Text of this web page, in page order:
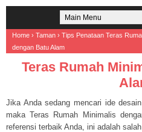
Home › Taman › Tips Penataan Teras
dengan Batu Alam
Teras Rumah
Jika Anda sedang mencari ide
maka Teras Rumah Minimalis
referensi terbaik Anda, ini adalah